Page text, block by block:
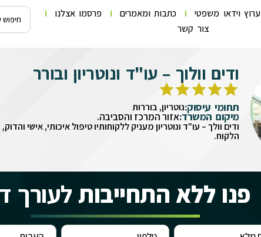
ערוץ וידאו משפטי כתבות ומאמרים
פרסמו אצלנו
צור קשר
ודים וולוך – עו"ד ונוטריון ובורר
תחומי עיסוק:נוטריון, בוררות
מיקום המשרד:אזור המרכז והסביבה.
ודים וולך – עו"ד ונוטריון מעניק ללקוחותיו טיפול איכותי, אישי
הלקוח.
פנו ללא התחייבותלעורך